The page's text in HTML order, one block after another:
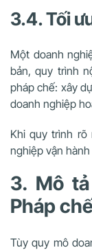
3.4. Tối
Một doanh
bản, quy trình
pháp chế: xây
doanh nghiệp
Khi quy trình rõ
nghiệp vận
3. Mô
Pháp
Tùy quy mô